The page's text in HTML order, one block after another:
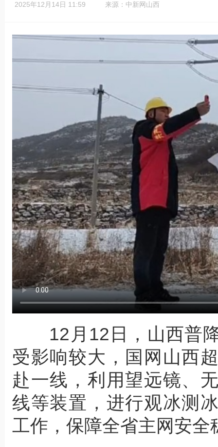
2025年12月14日 11:59 来源：中新网山西
12月12日，山西普降
受影响较大，国网山西
赴一线，利用望远镜、
线等装置，进行观冰测
工作，保障全省主网安全